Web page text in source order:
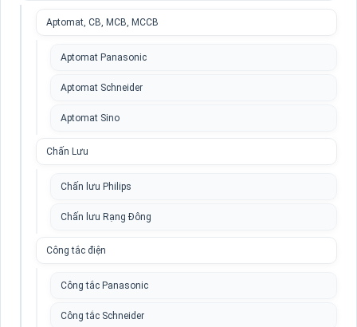
Aptomat, CB, MCB, MCCB
Aptomat Panasonic
Aptomat Schneider
Aptomat Sino
Chấn Lưu
Chấn lưu Philips
Chấn lưu Rạng Đông
Công tắc điện
Công tắc Panasonic
Công tắc Schneider